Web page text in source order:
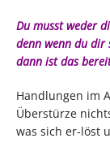
Du musst weder
denn wenn du dir
dann ist das
Handlungen im
Überstürze
was sich er-löst